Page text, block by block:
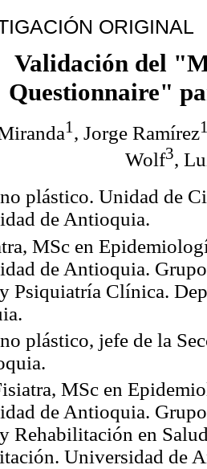
ORIGINAL
Validación del
Questionnaire"
1 , Jorge Ramírez
Wolf3,
plástico. Unidad de
de Antioquia.
MSc en
de Antioquia.
Psiquiatría Clínica.
plástico, jefe de la
MSc en
de Antioquia.
Rehabilitación en
Universidad de